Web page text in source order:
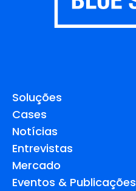
Soluções
Cases
Notícias
Entrevistas
Mercado
Eventos & Publicações